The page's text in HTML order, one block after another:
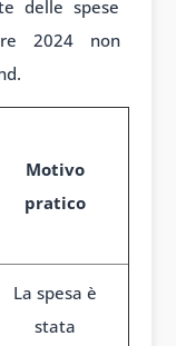
delle spese
2024 non
Motivo
pratico
La spesa è
stata